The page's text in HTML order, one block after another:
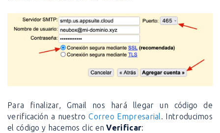
Para finalizar, Gmail nos hará llegar un código de
verificación a nuestroCorreo Empresarial. Introducimos
el código y hacemos clic enVerificar: